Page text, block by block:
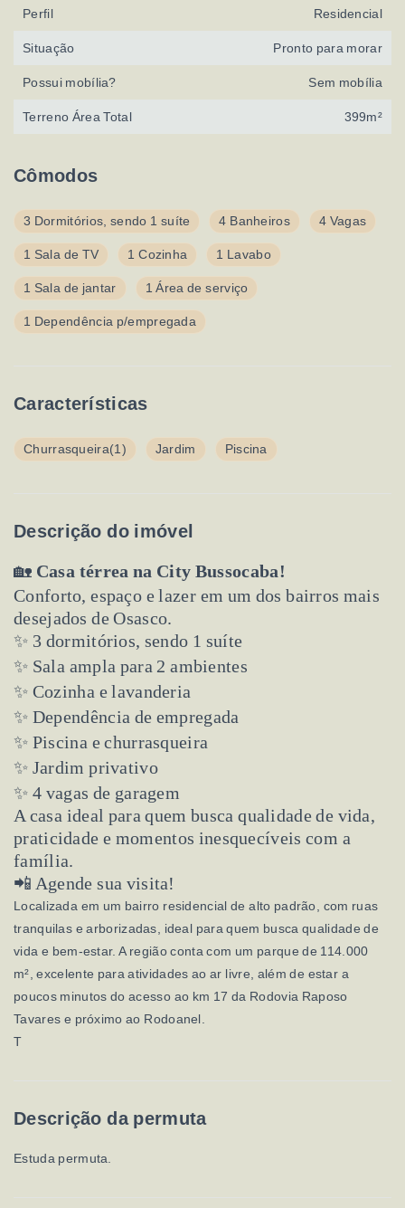
Cômodos
3 Dormitórios, sendo 1 suíte 4 Banheiros 4 Vagas
1 Sala de TV 1 Cozinha 1 Lavabo
1 Sala de jantar 1 Área de serviço
1 Dependência p/empregada
Características
Churrasqueira(1) Jardim Piscina
Descrição do imóvel
🏡 Casa térrea na City Bussocaba!
Conforto, espaço e lazer em um dos bairros mais
desejados de Osasco.
✨ 3 dormitórios, sendo 1 suíte
✨ Sala ampla para 2 ambientes
✨ Cozinha e lavanderia
✨ Dependência de empregada
✨ Piscina e churrasqueira
✨ Jardim privativo
✨ 4 vagas de garagem
A casa ideal para quem busca qualidade de vida,
praticidade e momentos inesquecíveis com a
família.
📲 Agende sua visita!
Localizada em um bairro residencial de alto padrão, com ruas
tranquilas e arborizadas, ideal para quem busca qualidade de
vida e bem-estar. A região conta com um parque de 114.000
m², excelente para atividades ao ar livre, além de estar a
poucos minutos do acesso ao km 17 da Rodovia Raposo
Tavares e próximo ao Rodoanel.
T
Descrição da permuta
Estuda permuta.
Perfil Residencial
Situação Pronto para morar
Possui mobília? Sem mobília
Terreno Área Total 399m²